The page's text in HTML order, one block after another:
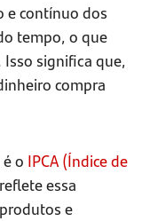
e contínuo dos
tempo, o que
significa que,
compra
o IPCA (Índice de
essa
e